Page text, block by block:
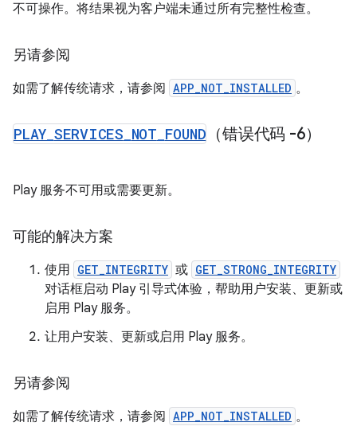
不可操作。将结果视为客户端未通过所有完整性检查。
另请参阅
如需了解传统请求，请参阅 APP_NOT_INSTALLED 。
PLAY SERVICES NOT FOUND （错误代码 -6）
Play 服务不可用或需要更新。
可能的解决方案
使用 GET_INTEGRITY 或 GET_STRONG_INTEGRITY
对话框启动 Play 引导式体验，帮助用户安装、更新或
启用 Play 服务。
让用户安装、更新或启用 Play 服务。
另请参阅
如需了解传统请求，请参阅 APP_NOT_INSTALLED 。